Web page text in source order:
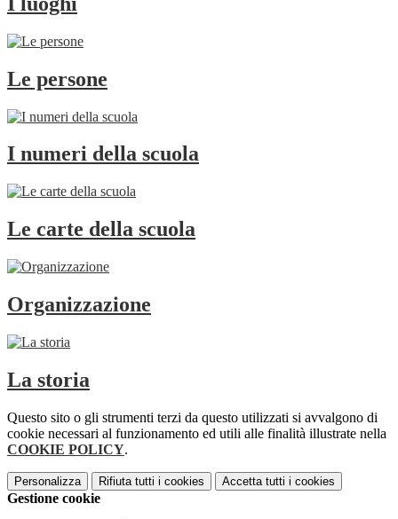
Le persone
I numeri della scuola
Le carte della scuola
Organizzazione
La storia
Questo sito o gli strumenti terzi da questo utilizzati si avvalgono di
cookie necessari al funzionamento ed utili alle finalità illustrate nella
COOKIE POLICY.
Personalizza Rifiuta tutti i cookies Accetta tutti i cookies
Gestione cookie